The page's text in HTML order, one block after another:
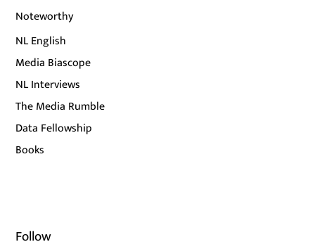
Noteworthy
NL English
Media Biascope
NL Interviews
The Media Rumble
Data Fellowship
Books
Follow